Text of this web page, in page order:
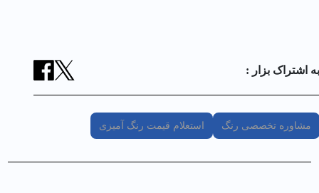
به اشتراک بزار :
مشاوره تخصصی رنگ استعلام قیمت رنگ آمیزی